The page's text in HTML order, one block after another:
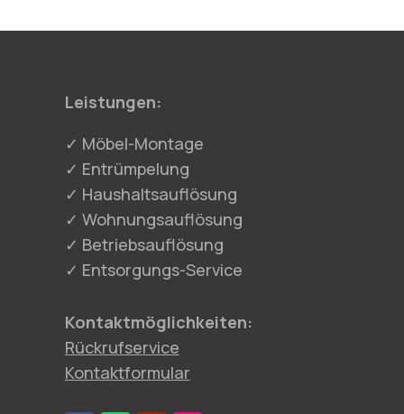
Leistungen:
✓ Möbel-Montage
✓ Entrümpelung
✓ Haushaltsauflösung
✓ Wohnungsauflösung
✓ Betriebsauflösung
✓ Entsorgungs-Service
Kontaktmöglichkeiten:
Rückrufservice
Kontaktformular